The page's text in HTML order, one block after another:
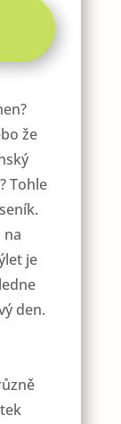
že
Tohle
na
je
den.